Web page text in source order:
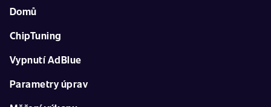
Domů
ChipTuning
Vypnutí AdBlue
Parametry úprav